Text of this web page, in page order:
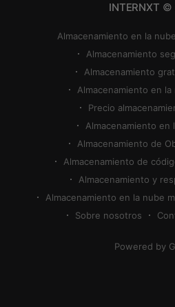
INTERNXT ©
Almacenamiento en la
Almacenamiento
Almacenamiento
Almacenamiento en
Precio
Almacenamiento en
Almacenamiento de
Almacenamiento de
Almacenamiento y
Almacenamiento en la nube
Sobre nosotros
Powered by